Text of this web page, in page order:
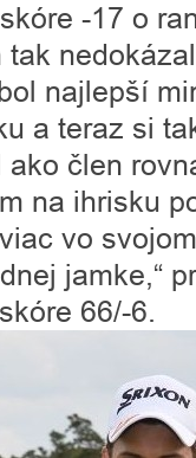
-17 o
tak
najlepší
a teraz si
člen
na ihrisku
vo
jamke,“
66/-6.